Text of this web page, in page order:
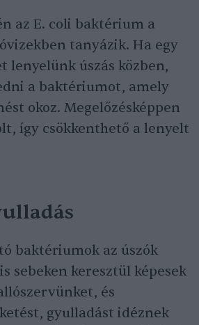
az E. coli baktérium a
tanyázik. Ha egy
lenyelünk úszás közben,
a baktériumot, amely
okoz. Megelőzésképpen
így csökkenthető a lenyelt
baktériumok az úszók
sebeken keresztül képesek
és
gyulladást idéznek